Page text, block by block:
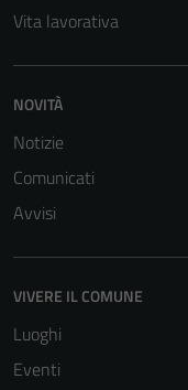
Vita lavorativa
NOVITÀ
Notizie
Comunicati
Avvisi
VIVERE IL COMUNE
Luoghi
Eventi